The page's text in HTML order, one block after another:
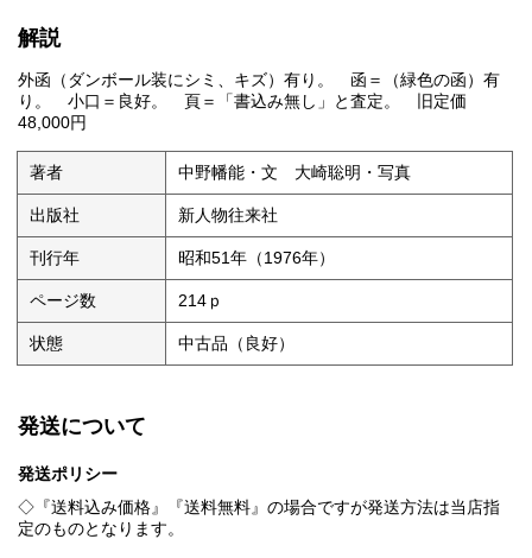
解説
外函（ダンボール装にシミ、キズ）有り。 函＝（緑色の函）有
り。 小口＝良好。 頁＝「書込み無し」と査定。 旧定価
48,000円
著者 中野幡能・文 大崎聡明・写真
出版社 新人物往来社
刊行年 昭和51年（1976年）
ページ数 214ｐ
状態 中古品（良好）
発送について
発送ポリシー
◇『送料込み価格』『送料無料』の場合ですが発送方法は当店指
定のものとなります。